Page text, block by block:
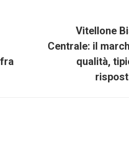
Vitellone
Centrale: il
qualità,